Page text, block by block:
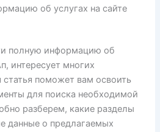
об услугах на сайте
полную информацию об
интересует многих
статья поможет вам освоить
для поиска необходимой
разберем, какие разделы
данные о предлагаемых